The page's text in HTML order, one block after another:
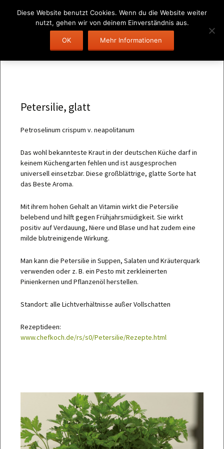
Inhalt
Petersilie, glatt
Petroselinum crispum v. neapolitanum
Das wohl bekannteste Kraut in der deutschen Küche darf in
keinem Küchengarten fehlen und ist ausgesprochen
universell einsetzbar. Diese großblättrige, glatte Sorte hat
das Beste Aroma.
Mit ihrem hohen Gehalt an Vitamin wirkt die Petersilie
belebend und hilft gegen Frühjahrsmüdigkeit. Sie wirkt
positiv auf Verdauung, Niere und Blase und hat zudem eine
milde blutreinigende Wirkung.
Man kann die Petersilie in Suppen, Salaten und Kräuterquark
verwenden oder z. B. ein Pesto mit zerkleinerten
Pinienkernen und Pflanzenöl herstellen.
Standort: alle Lichtverhältnisse außer Vollschatten
Rezeptideen:
www.chefkoch.de/rs/s0/Petersilie/Rezepte.html
Diese Website benutzt Cookies. Wenn du die Website weiter
nutzt, gehen wir von deinem Einverständnis aus.
OK Mehr Informationen